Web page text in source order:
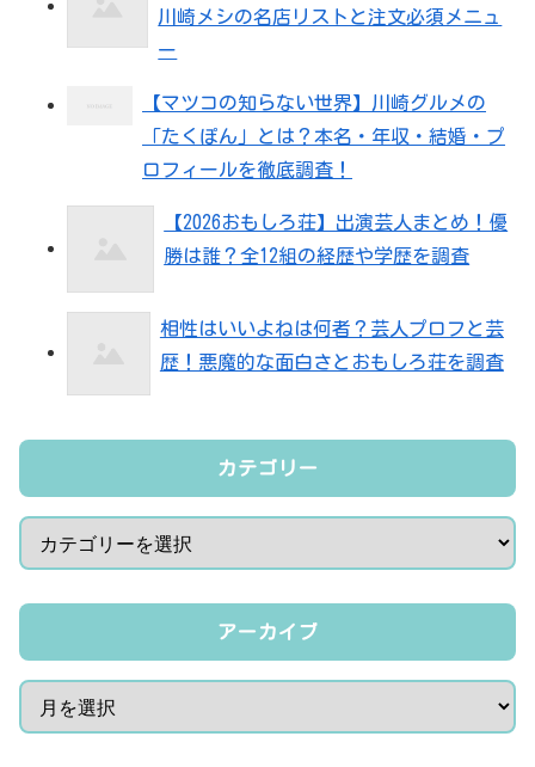
川崎メシの名店リストと注文必須メニュ
ー
【マツコの知らない世界】川崎グルメの
「たくぽん」とは？本名・年収・結婚・プ
ロフィールを徹底調査！
【2026おもしろ荘】出演芸人まとめ！優
勝は誰？全12組の経歴や学歴を調査
相性はいいよねは何者？芸人プロフと芸
歴！悪魔的な面白さとおもしろ荘を調査
カテゴリー
アーカイブ